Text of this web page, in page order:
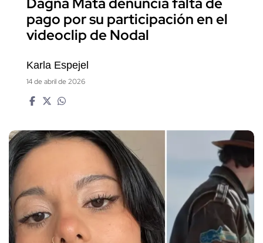
pago por su participación en el
videoclip de Nodal
Karla Espejel
14 de abril de 2026